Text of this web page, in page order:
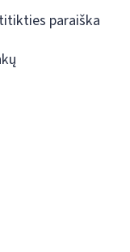
paraiška